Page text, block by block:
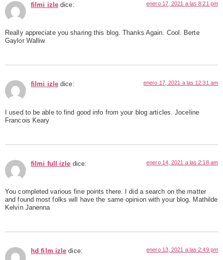
filmi izle dice: enero 17, 2021 a las 8:21 pm
Really appreciate you sharing this blog. Thanks Again. Cool. Berte
Gaylor Walliw
filmi izle dice: enero 17, 2021 a las 12:31 am
I used to be able to find good info from your blog articles. Joceline
Francois Keary
filmi full izle dice: enero 14, 2021 a las 2:18 am
You completed various fine points there. I did a search on the matter
and found most folks will have the same opinion with your blog. Mathilde
Kelvin Janenna
hd film izle dice: enero 13, 2021 a las 2:49 pm